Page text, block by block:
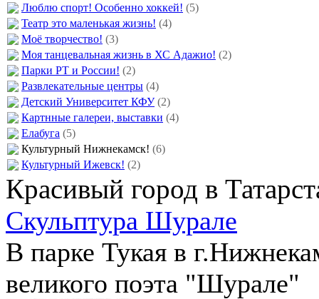
Люблю спорт! Особенно хоккей! (5)
Театр это маленькая жизнь! (4)
Моё творчество! (3)
Моя танцевальная жизнь в ХС Адажио! (2)
Парки РТ и России! (2)
Развлекательные центры (4)
Детский Университет КФУ (2)
Картнные галереи, выставки (4)
Елабуга (5)
Культурный Нижнекамск! (6)
Культурный Ижевск! (2)
Красивый город в
Скульптура Шурале
В парке Тукая в
великого поэта "Шурале"